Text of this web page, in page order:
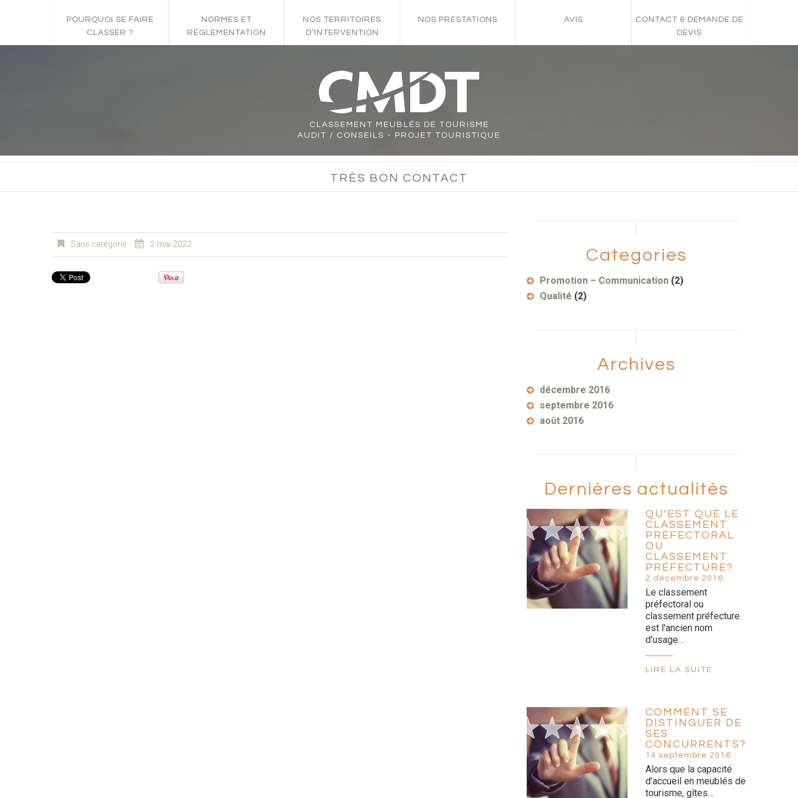
POURQUOI SE FAIRE
CLASSER ?
NORMES ET
RÉGLEMENTATION
NOS TERRITOIRES
D’INTERVENTION
NOS PRESTATIONS AVIS
CONTACT & DEMANDE DE
DEVIS
CLASSEMENT
MEUBLÉS DE TOURISME
AUDIT / CONSEILS - PROJET TOURISTIQUE
TRÈS BON CONTACT
Sans catégorie 2 mai 2022
Categories
Promotion – Communication (2)
Qualité (2)
Archives
décembre 2016
septembre 2016
août 2016
Dernières actualités
QU’EST QUE LE
CLASSEMENT
PRÉFECTORAL
OU
CLASSEMENT
PRÉFECTURE?
2 décembre 2016
Le classement
préfectoral ou
classement préfecture
est l'ancien nom
d'usage…
LIRE LA SUITE
COMMENT SE
DISTINGUER DE
SES
CONCURRENTS?
14 septembre 2016
Alors que la capacité
d’accueil en meublés de
tourisme, gîtes…